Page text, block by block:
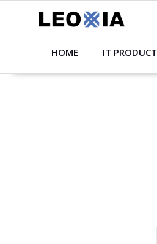
HOME IT PRODUCT